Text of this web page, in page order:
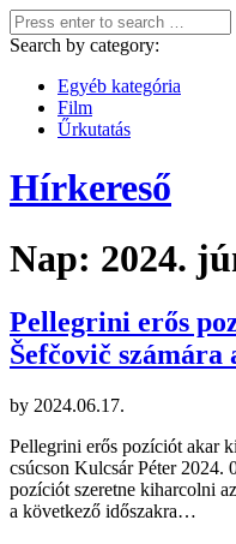
Search by category:
Egyéb kategória
Film
Űrkutatás
Hírkereső
Nap: 2024.
Pellegrini erős
Šefčovič számára
by 2024.06.17.
Pellegrini erős pozíciót akar
csúcson Kulcsár Péter 2024.
pozíciót szeretne kiharcolni
a következő időszakra…